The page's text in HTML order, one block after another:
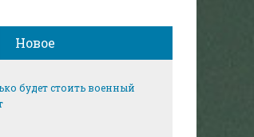
Новое
будет стоить военный